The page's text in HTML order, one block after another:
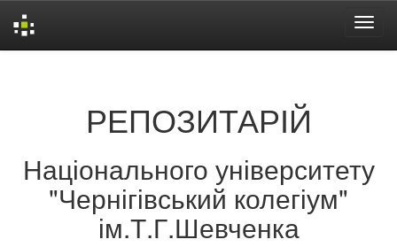
РЕПОЗИТАРІЙ
Національного університету
"Чернігівський колегіум"
ім.Т.Г.Шевченка